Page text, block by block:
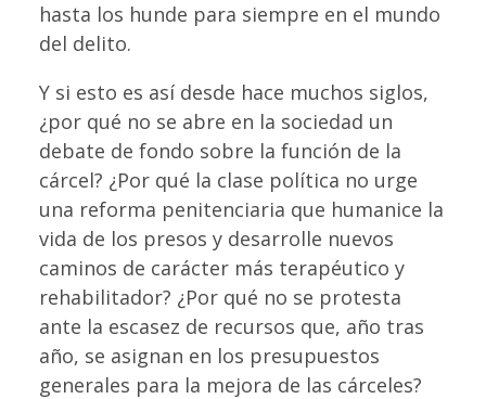
hasta los hunde para siempre en el mundo
del delito.
Y si esto es así desde hace muchos siglos,
¿por qué no se abre en la sociedad un
debate de fondo sobre la función de la
cárcel? ¿Por qué la clase política no urge
una reforma penitenciaria que humanice la
vida de los presos y desarrolle nuevos
caminos de carácter más terapéutico y
rehabilitador? ¿Por qué no se protesta
ante la escasez de recursos que, año tras
año, se asignan en los presupuestos
generales para la mejora de las cárceles?